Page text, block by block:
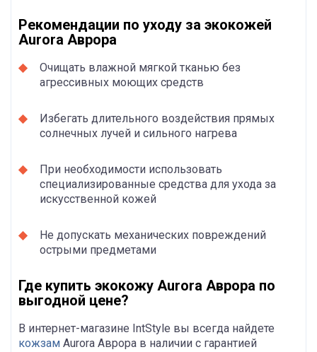
Рекомендации по уходу за экокожей
Aurora Аврора
Очищать влажной мягкой тканью без
агрессивных моющих средств
Избегать длительного воздействия прямых
солнечных лучей и сильного нагрева
При необходимости использовать
специализированные средства для ухода за
искусственной кожей
Не допускать механических повреждений
острыми предметами
Где купить экокожу Aurora Аврора по
выгодной цене?
В интернет-магазине IntStyle вы всегда найдете
кожзам Aurora Аврора в наличии с гарантией